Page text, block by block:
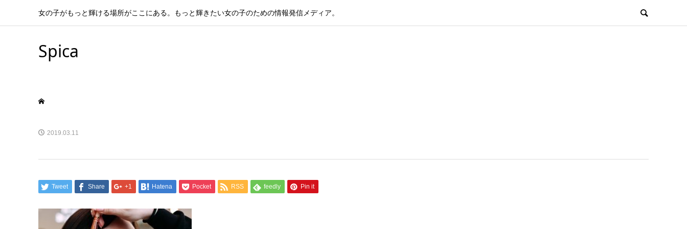
女の子がもっと輝ける場所がここにある。もっと輝きたい女の子のための情報発信メディア。
Spica
2019.03.11
Tweet Share +1 Hatena Pocket RSS feedly Pin it